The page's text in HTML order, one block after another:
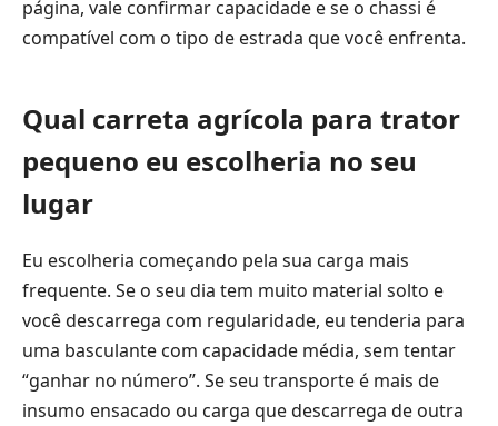
página, vale confirmar capacidade e se o chassi é
compatível com o tipo de estrada que você enfrenta.
Qual carreta agrícola para trator
pequeno eu escolheria no seu
lugar
Eu escolheria começando pela sua carga mais
frequente. Se o seu dia tem muito material solto e
você descarrega com regularidade, eu tenderia para
uma basculante com capacidade média, sem tentar
“ganhar no número”. Se seu transporte é mais de
insumo ensacado ou carga que descarrega de outra